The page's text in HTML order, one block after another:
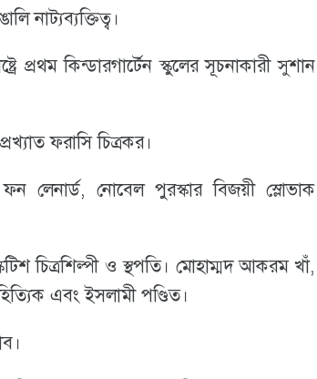
নাট্যব্যক্তিত্ব।
প্রথম কিন্ডারগার্টেন স্কুলের সূচনাকারী সুশান
ফরাসি চিত্রকর।
লেনার্ড, নোবেল পুরস্কার বিজয়ী স্লোভাক
চিত্রশিল্পী ও স্থপতি। মোহাম্মদ আকরম খাঁ,
এবং ইসলামী পণ্ডিত।